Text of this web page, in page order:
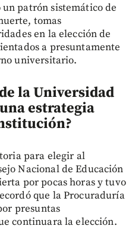
un patrón sistemático de
tomas
en la elección de
a presuntamente
universitario.
la Universidad
estrategia
para elegir al
Nacional de Educación
por pocas horas y tuvo
que la Procuraduría
presuntas
continuara la elección.